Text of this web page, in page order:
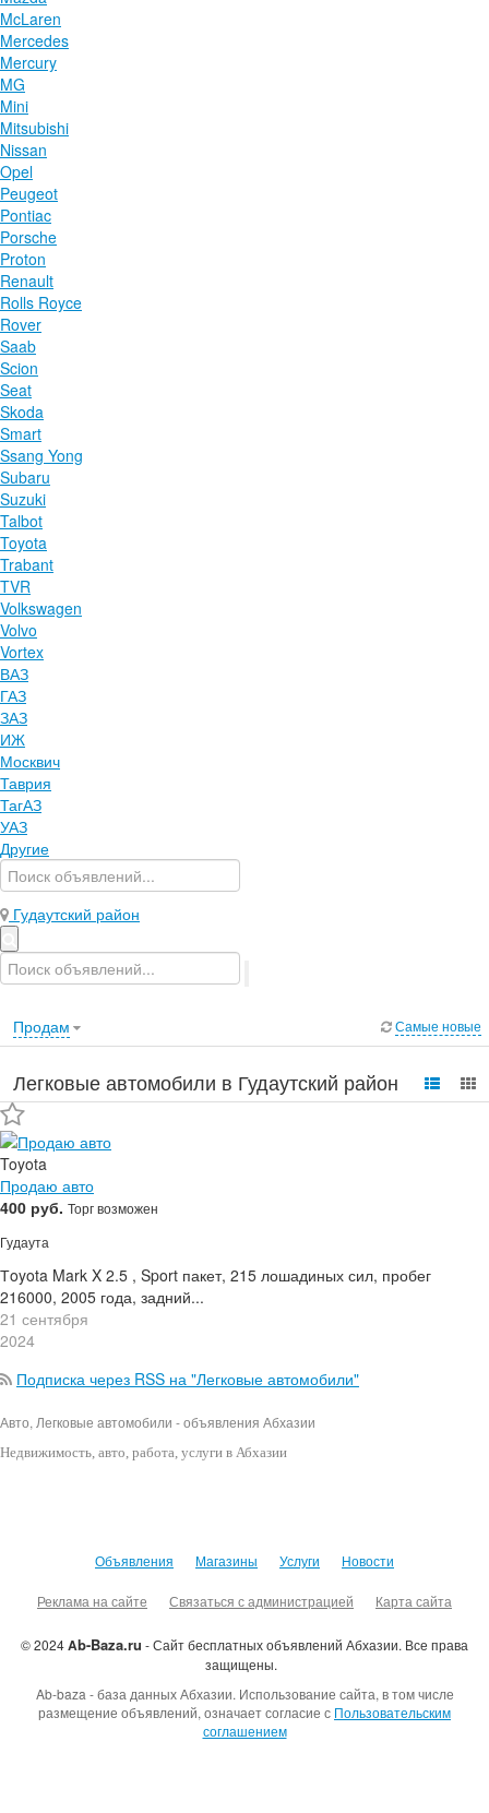
McLaren
Mercedes
Mercury
MG
Mini
Mitsubishi
Nissan
Opel
Peugeot
Pontiac
Porsche
Proton
Renault
Rolls Royce
Rover
Saab
Scion
Seat
Skoda
Smart
Ssang Yong
Subaru
Suzuki
Talbot
Toyota
Trabant
TVR
Volkswagen
Volvo
Vortex
ВАЗ
ГАЗ
ЗАЗ
ИЖ
Москвич
Таврия
ТагАЗ
УАЗ
Другие
Гудаутский район
Продам Самые новые
Легковые автомобили в Гудаутский район
Toyota
Продаю авто
400 руб. Торг возможен
Гудаута
Тoyota Mark X 2.5 , Sport пакет, 215 лошадиных сил, пробег
216000, 2005 года, задний...
21 сентября
2024
Подписка через RSS на "Легковые автомобили"
Авто, Легковые автомобили - объявления Абхазии
Недвижимость , авто, работа, услуги в Абхазии
Объявления Магазины Услуги Новости
Реклама на сайте Связаться с администрацией Карта сайта
© 2024Ab-Baza.ru - Сайт бесплатных объявлений Абхазии. Все права
защищены.
Ab-baza - база данных Абхазии. Использование сайта, в том числе
размещение объявлений, означает согласие с Пользовательским
соглашением